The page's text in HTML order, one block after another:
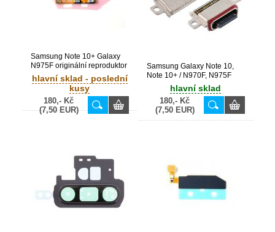
Samsung Note 10+ Galaxy
N975F originální reproduktor
kontakt flex - GH59-15125A
hlavní sklad - poslední
kusy
180,- Kč
(7,50 EUR)
Samsung Galaxy Note 10,
Note 10+ / N970F, N975F
originální USB-C konektor
hlavní sklad
180,- Kč
(7,50 EUR)